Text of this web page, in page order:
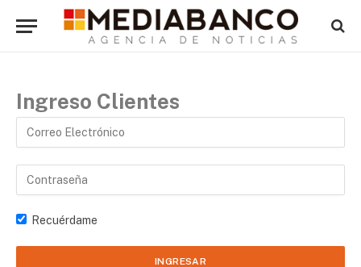
Ingreso Clientes
Recuérdame